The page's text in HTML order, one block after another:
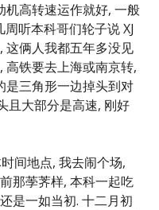
机高转速运作就好, 一般
听本科哥们轮子说 XJ
这俩人我都五年多没见
高铁要去上海或南京转,
是三角形一边掉头到对
且大部分是高速, 刚好
间地点, 我去闹个场,
那荸荠样, 本科一起吃
是一如当初. 十二月初